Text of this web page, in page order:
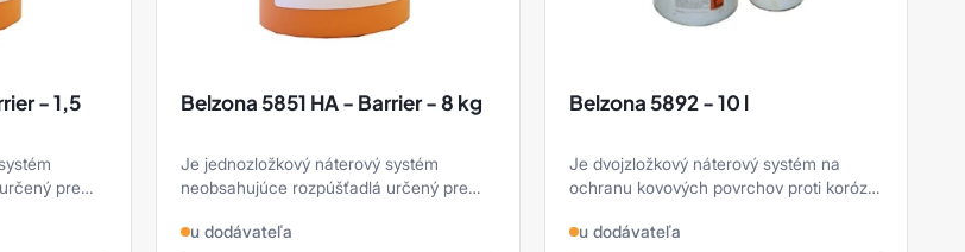
- 1,5
pre
Belzona 5851 HA - Barrier - 8 kg
Je jednozložkový náterový systém
neobsahujúce rozpúšťadlá určený pre
pod tepelnou izolácio ...
u dodávateľa
Belzona 5892 - 10 l
Je dvojzložkový náterový systém na
ochranu kovových povrchov proti korózii,
ponore.
u dodávateľa